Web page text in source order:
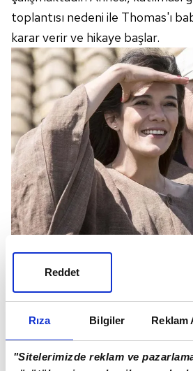
Rıza Bilgiler Reklam
"Sitelerimizde reklam ve
Reddet
toplantısı nedeni ile Thomas'ı
karar verir ve hikaye başlar.